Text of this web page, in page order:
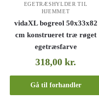
EGETRÆSHYLDER TIL
HJEMMET
vidaXL bogreol 50x33x82
cm konstrueret træ røget
egetræsfarve
318,00kr.
Gå til forhandler